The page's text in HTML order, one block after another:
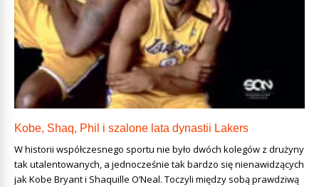
Kobe, Shaq, Phil i szalone lata dynastii Lakers
W historii współczesnego sportu nie było dwóch kolegów z drużyny
tak utalentowanych, a jednocześnie tak bardzo się nienawidzących
jak Kobe Bryant i Shaquille O’Neal. Toczyli między sobą prawdziwą